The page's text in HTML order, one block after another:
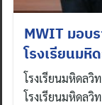
MWIT มอบ
โรงเรียนม
โรงเรียนมหิดล
โรงเรียนมหิดล